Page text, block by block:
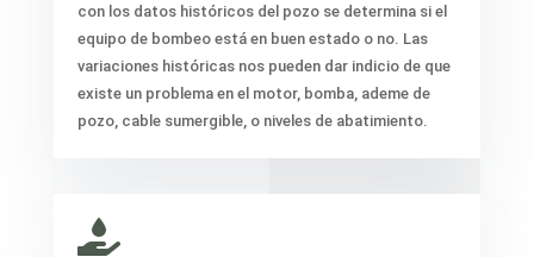
con los datos históricos del pozo se determina si el
equipo de bombeo está en buen estado o no. Las
variaciones históricas nos pueden dar indicio de que
existe un problema en el motor, bomba, ademe de
pozo, cable sumergible, o niveles de abatimiento.
